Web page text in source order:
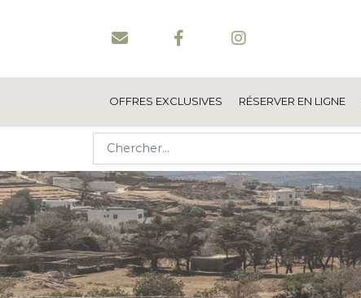
OFFRES EXCLUSIVES RÉSERVER EN LIGNE